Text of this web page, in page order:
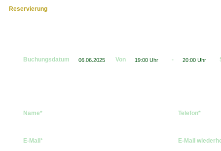
Reservierung
Buchungsdatum Von -
Name* Telefon*
E-Mail* E-Mail